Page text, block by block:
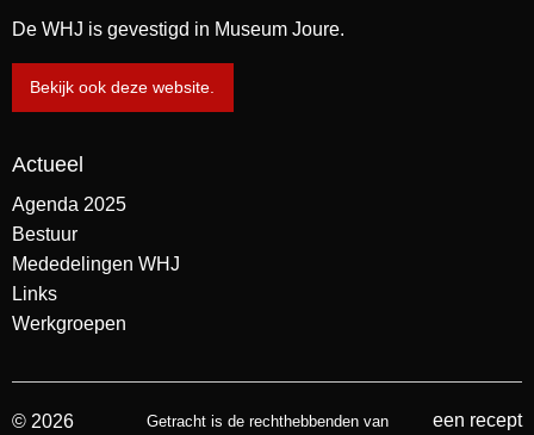
De WHJ is gevestigd in Museum Joure.
Bekijk ook deze website.
Actueel
Agenda 2025
Bestuur
Mededelingen WHJ
Links
Werkgroepen
© 2026 Getracht is de rechthebbenden van een recept